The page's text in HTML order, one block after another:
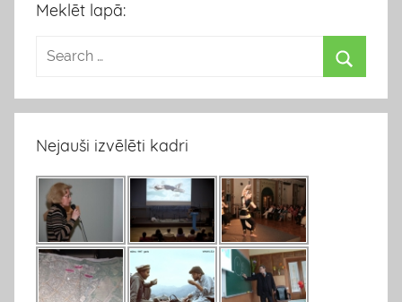
Meklēt lapā:
Nejauši izvēlēti kadri